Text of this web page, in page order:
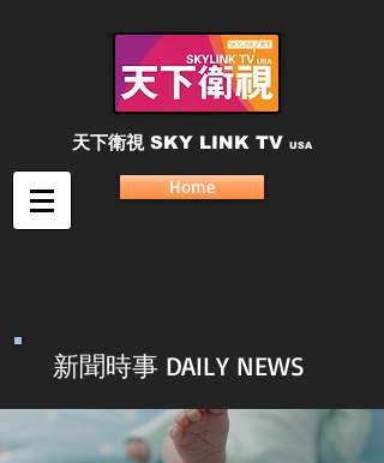
天下衛視 SKY LINK TV USA
Home
新聞時事 DAILY NEWS